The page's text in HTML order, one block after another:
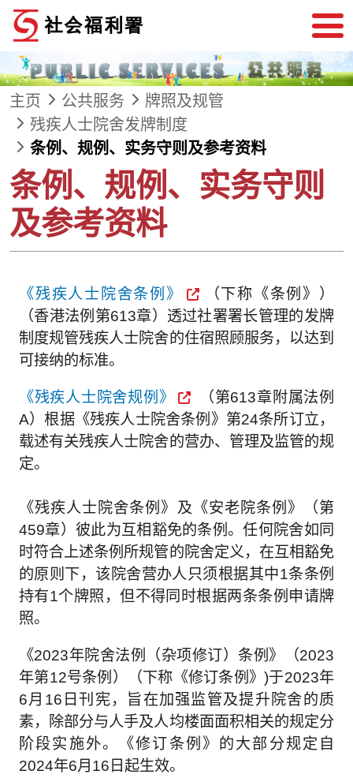
跳到内容
主页 公共服务
牌照及规管
残疾人士院舍发牌制度
条例、规例、实务守则及参考资料
条例、规例、实务守则
及参考资料
《残疾人士院舍条例》
（下称《条例》）
（香港法例第613章）透过社署署长管理的发牌
制度规管残疾人士院舍的住宿照顾服务，以达到
可接纳的标准。
《残疾人士院舍规例》
（第613章附属法例
A）根据《残疾人士院舍条例》第24条所订立，
载述有关残疾人士院舍的营办、管理及监管的规
定。
《残疾人士院舍条例》及《安老院条例》（第
459章）彼此为互相豁免的条例。任何院舍如同
时符合上述条例所规管的院舍定义，在互相豁免
的原则下，该院舍营办人只须根据其中1条条例
持有1个牌照，但不得同时根据两条条例申请牌
照。
《2023年院舍法例（杂项修订）条例》（2023
年第12号条例）（下称《修订条例》)于2023年
6月16日刊宪，旨在加强监管及提升院舍的质
素，除部分与人手及人均楼面面积相关的规定分
阶段实施外。《修订条例》的大部分规定自
2024年6月16日起生效。